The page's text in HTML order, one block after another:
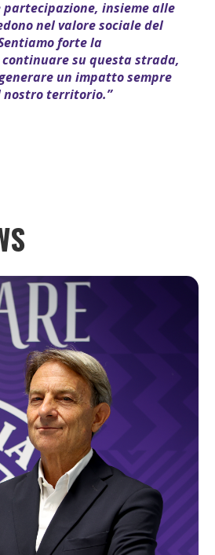
partecipazione, insieme alle
nel valore sociale del
forte la
su questa strada,
un impatto sempre
territorio.”